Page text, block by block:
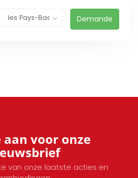
Demande
aan voor onze
van onze laatste acties en